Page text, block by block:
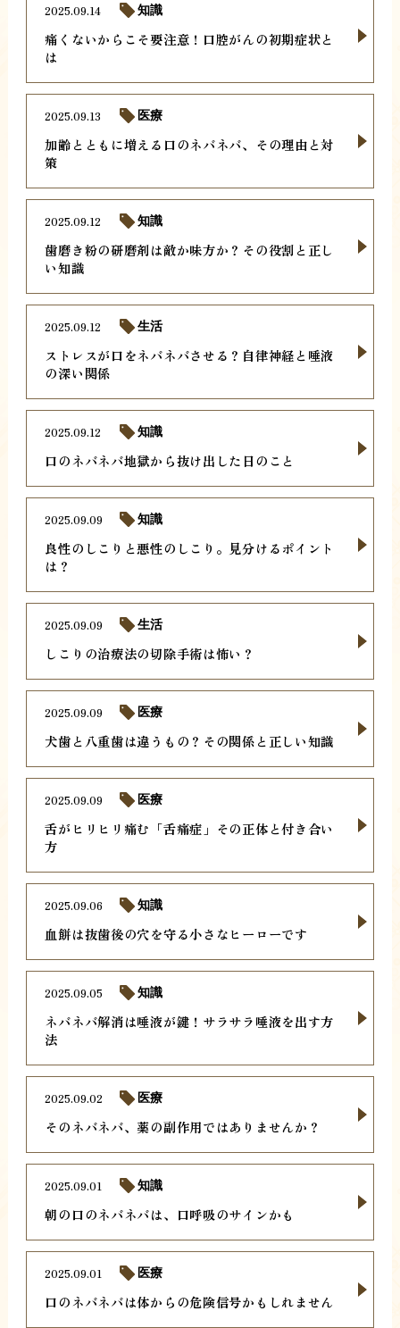
痛くないからこそ要注意！口腔がんの初期症状と
は
2025.09.14 知識
加齢とともに増える口のネバネバ、その理由と対
策
2025.09.13 医療
歯磨き粉の研磨剤は敵か味方か？その役割と正し
い知識
2025.09.12 知識
ストレスが口をネバネバさせる？自律神経と唾液
の深い関係
2025.09.12 生活
口のネバネバ地獄から抜け出した日のこと
2025.09.12 知識
良性のしこりと悪性のしこり。見分けるポイント
は？
2025.09.09 知識
しこりの治療法の切除手術は怖い？
2025.09.09 生活
犬歯と八重歯は違うもの？その関係と正しい知識
2025.09.09 医療
舌がヒリヒリ痛む「舌痛症」その正体と付き合い
方
2025.09.09 医療
血餅は抜歯後の穴を守る小さなヒーローです
2025.09.06 知識
ネバネバ解消は唾液が鍵！サラサラ唾液を出す方
法
2025.09.05 知識
そのネバネバ、薬の副作用ではありませんか？
2025.09.02 医療
朝の口のネバネバは、口呼吸のサインかも
2025.09.01 知識
口のネバネバは体からの危険信号かもしれません
2025.09.01 医療